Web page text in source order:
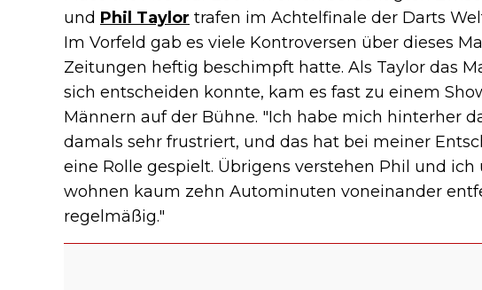
und Phil Taylor trafen im Achtelfinale der Darts
Im Vorfeld gab es viele Kontroversen über dieses
Zeitungen heftig beschimpft hatte. Als Taylor das
sich entscheiden konnte, kam es fast zu einem
Männern auf der Bühne. "Ich habe mich hinterher
damals sehr frustriert, und das hat bei meiner
eine Rolle gespielt. Übrigens verstehen Phil und
wohnen kaum zehn Autominuten voneinander
regelmäßig."